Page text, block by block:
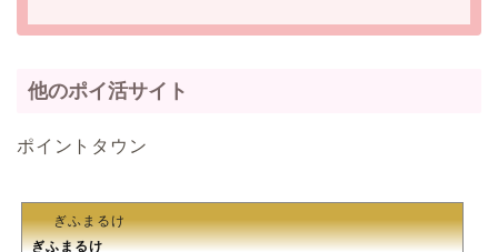
他のポイ活サイト
ポイントタウン
ぎふまるけ
ぎふまるけ